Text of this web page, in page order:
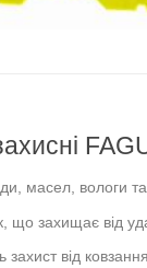
масел, вологи та
що захищає від
від ковзання